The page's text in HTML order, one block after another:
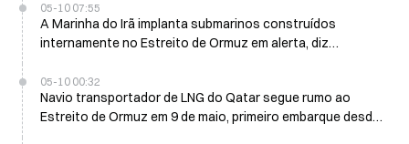
05-10 07:55
A Marinha do Irã implanta submarinos construídos
internamente no Estreito de Ormuz em alerta, diz
05-10 00:32
Navio transportador de LNG do Qatar segue rumo ao
Estreito de Ormuz em 9 de maio, primeiro embarque desde